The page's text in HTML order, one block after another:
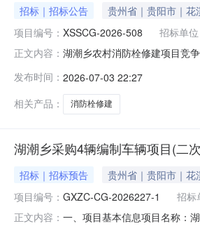
招标｜招标公告 贵州省｜贵阳市｜花
项目编号： XSSCG-2026-508 招标单位
正文内容： 湖潮乡农村消防栓修建项目竞
式：竞争性磋商；4.采购预算
目概况
发布时间： 2026-07-03 22:27
相关产品：
消防栓修建
湖潮乡采购4辆编制车辆项目(二
招标｜招标预告 贵州省｜贵阳市｜花
项目编号： GXZC-CG-2026227-1 招标
正文内容： 一、项目基本信息项目名称：